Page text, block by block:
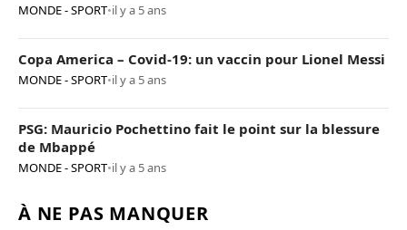
MONDE - SPORT•il y a 5 ans
Copa America – Covid-19: un vaccin pour Lionel Messi
MONDE - SPORT•il y a 5 ans
PSG: Mauricio Pochettino fait le point sur la blessure
de Mbappé
MONDE - SPORT•il y a 5 ans
À NE PAS MANQUER